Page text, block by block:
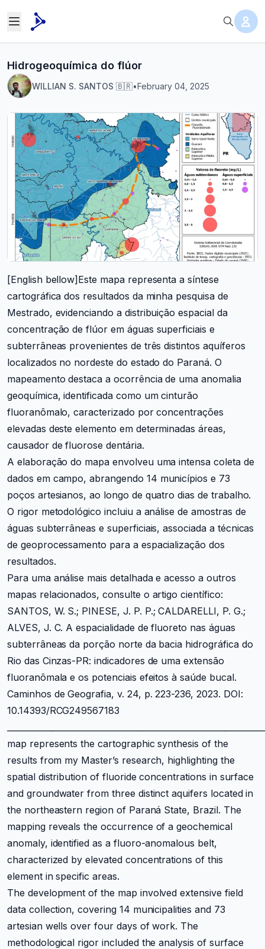
Hidrogeoquímica do flúor
WILLIAN S. SANTOS 🇧🇷•February 04, 2025
[English bellow] Este mapa representa a síntese
cartográfica dos resultados da minha pesquisa de
Mestrado, evidenciando a distribuição espacial da
concentração de flúor em águas superficiais e
subterrâneas provenientes de três distintos aquíferos
localizados no nordeste do estado do Paraná. O
mapeamento destaca a ocorrência de uma anomalia
geoquímica, identificada como um cinturão
fluoranômalo, caracterizado por concentrações
elevadas deste elemento em determinadas áreas,
causador de fluorose dentária.
A elaboração do mapa envolveu uma intensa coleta de
dados em campo, abrangendo 14 municípios e 73
poços artesianos, ao longo de quatro dias de trabalho.
O rigor metodológico incluiu a análise de amostras de
águas subterrâneas e superficiais, associada a técnicas
de geoprocessamento para a espacialização dos
resultados.
Para uma análise mais detalhada e acesso a outros
mapas relacionados, consulte o artigo científico:
SANTOS, W. S.; PINESE, J. P. P.; CALDARELLI, P. G.;
ALVES, J. C. A espacialidade de fluoreto nas águas
subterrâneas da porção norte da bacia hidrográfica do
Rio das Cinzas-PR: indicadores de uma extensão
fluoranômala e os potenciais efeitos à saúde bucal.
Caminhos de Geografia, v. 24, p. 223-236, 2023. DOI:
10.14393/RCG249567183
map represents the cartographic synthesis of the
results from my Master’s research, highlighting the
spatial distribution of fluoride concentrations in surface
and groundwater from three distinct aquifers located in
the northeastern region of Paraná State, Brazil. The
mapping reveals the occurrence of a geochemical
anomaly, identified as a fluoro-anomalous belt,
characterized by elevated concentrations of this
element in specific areas.
The development of the map involved extensive field
data collection, covering 14 municipalities and 73
artesian wells over four days of work. The
methodological rigor included the analysis of surface